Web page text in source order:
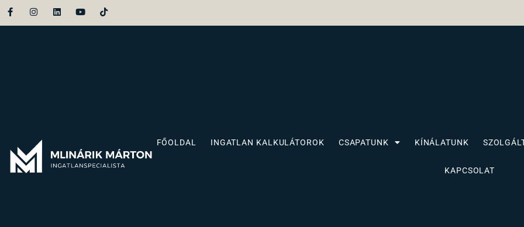
FŐOLDAL INGATLAN KALKULÁTOROK CSAPATUNK KÍNÁLATUNK
KAPCSOLAT